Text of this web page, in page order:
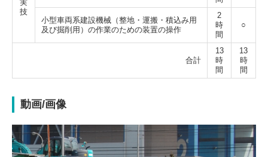
実
技
小型車両系建設機械（整地・運搬・積込み用
及び掘削用）の作業のための装置の操作
2
時
間
○
合計
13
時
間
13
時
間
動画/画像